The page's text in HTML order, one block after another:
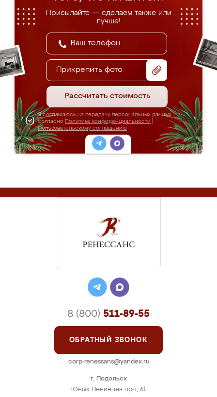
Присылайте — сделаем также или
лучше!
Прикрепить фото
Рассчитать стоимость
Я соглашаюсь на передачу персональных данных
согласно Политике конфиденциальности
Пользовательскому соглашению
г. Подольск
Юных Ленинцев пр-т, 61
8 (800) 511-89-55
ОБРАТНЫЙ ЗВОНОК
corp-renessans@yandex.ru